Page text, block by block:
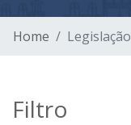
Home Legislação
Filtro